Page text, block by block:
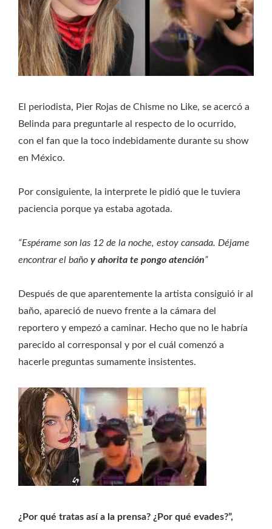
El periodista, Pier Rojas de Chisme no Like, se acercó a
Belinda para preguntarle al respecto de lo ocurrido,
con el fan que la toco indebidamente durante su show
en México.
Por consiguiente, la interprete le pidió que le tuviera
paciencia porque ya estaba agotada.
“Espérame son las 12 de la noche, estoy cansada. Déjame
encontrar el baño y ahorita te pongo atención”
Después de que aparentemente la artista consiguió ir al
baño, apareció de nuevo frente a la cámara del
reportero y empezó a caminar. Hecho que no le habría
parecido al corresponsal y por el cuál comenzó a
hacerle preguntas sumamente insistentes.
¿Por qué tratas así a la prensa? ¿Por qué evades?”,